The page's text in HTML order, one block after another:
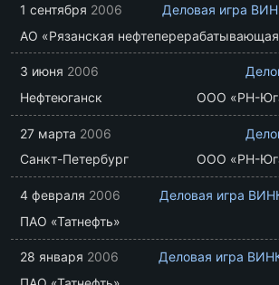
1 сентября 2006 Деловая игра
АО «Рязанская
3 июня 2006
Нефтеюганск
ООО «РН-
27 марта 2006
Санкт-Петербург
ООО «РН-
4 февраля 2006 Деловая игра
ПАО «Татнефть»
28 января 2006 Деловая игра